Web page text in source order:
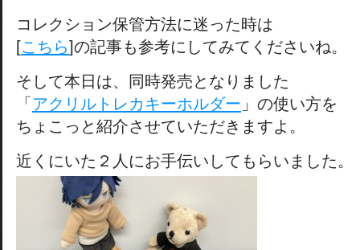
コレクション保管方法に迷った時は
[こちら]の記事も参考にしてみてくださいね。
そして本日は、同時発売となりました
「 アクリルトレカキーホルダー 」の使い方を
ちょこっと紹介させていただきますよ。
近くにいた２人にお手伝いしてもらいました。